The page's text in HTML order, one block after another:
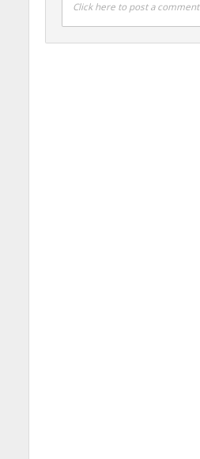
Click here to post a comment